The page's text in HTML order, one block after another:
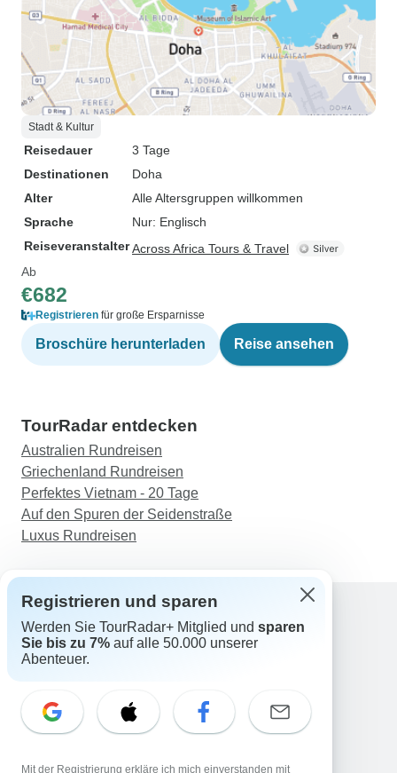
Stadt & Kultur
Reisedauer
3 Tage
Destinationen
Doha
Alter
Alle Altersgruppen willkommen
Sprache
Nur: Englisch
ReiseveranstalterAcross Africa Tours & Travel
Ab
€682
Registrieren für große Ersparnisse
Broschüre herunterladen Reise ansehen
TourRadar entdecken
Australien Rundreisen
Griechenland Rundreisen
Perfektes Vietnam - 20 Tage
Auf den Spuren der Seidenstraße
Luxus Rundreisen
Support
Kontakt
Schweiz +41 225 183 195
E-Mail: support@tourradar.com
Registrieren und sparen
Werden Sie TourRadar+ Mitglied und sparen
Sie bis zu 7% auf alle 50.000 unserer
Abenteuer.
Mit der Registrierung erkläre ich mich einverstanden mit